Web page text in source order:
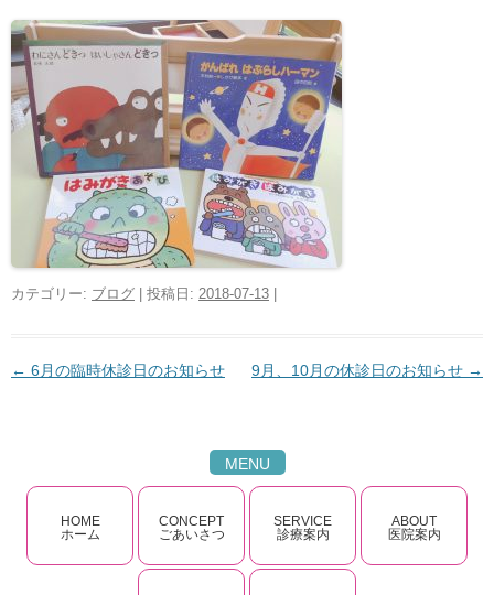
カテゴリー: ブログ | 投稿日: 2018-07-13
投稿ナビゲーション
← 6月の臨時休診日のお知らせ 9月、10月の休診日のお知らせ →
MENU
HOME
ホーム
CONCEPT
ごあいさつ
SERVICE
診療案内
ABOUT
医院案内